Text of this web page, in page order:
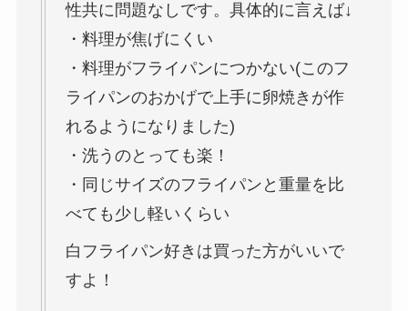
性共に問題なしです。具体的に言えば↓
・料理が焦げにくい
・料理がフライパンにつかない(このフ
ライパンのおかげで上手に卵焼きが作
れるようになりました)
・洗うのとっても楽！
・同じサイズのフライパンと重量を比
べても少し軽いくらい
白フライパン好きは買った方がいいで
すよ！